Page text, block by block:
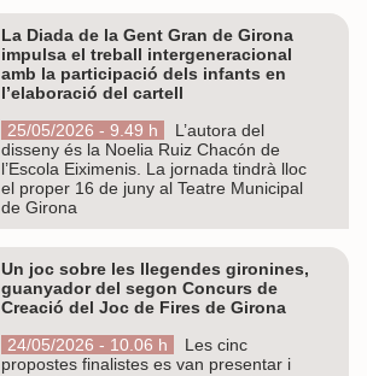
La Diada de la Gent Gran de Girona
impulsa el treball intergeneracional
amb la participació dels infants en
l’elaboració del cartell
25/05/2026 - 9.49 h
L’autora del
disseny és la Noelia Ruiz Chacón de
l’Escola Eiximenis. La jornada tindrà lloc
el proper 16 de juny al Teatre Municipal
de Girona
Un joc sobre les llegendes gironines,
guanyador del segon Concurs de
Creació del Joc de Fires de Girona
24/05/2026 - 10.06 h
Les cinc
propostes finalistes es van presentar i